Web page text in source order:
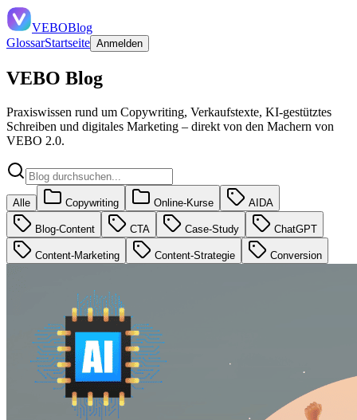
VEBOBlog
GlossarStartseite Anmelden
VEBO Blog
Praxiswissen rund um Copywriting, Verkaufstexte, KI-gestütztes
Schreiben und digitales Marketing – direkt von den Machern von
VEBO 2.0.
Alle Copywriting Online-Kurse AIDA
Blog-Content CTA Case-Study ChatGPT
Content-Marketing Content-Strategie Conversion